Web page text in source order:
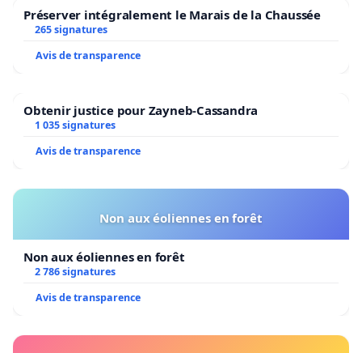
Préserver intégralement le Marais de la Chaussée
265 signatures
Avis de transparence
Obtenir justice pour Zayneb-Cassandra
1 035 signatures
Avis de transparence
Non aux éoliennes en forêt
Non aux éoliennes en forêt
2 786 signatures
Avis de transparence